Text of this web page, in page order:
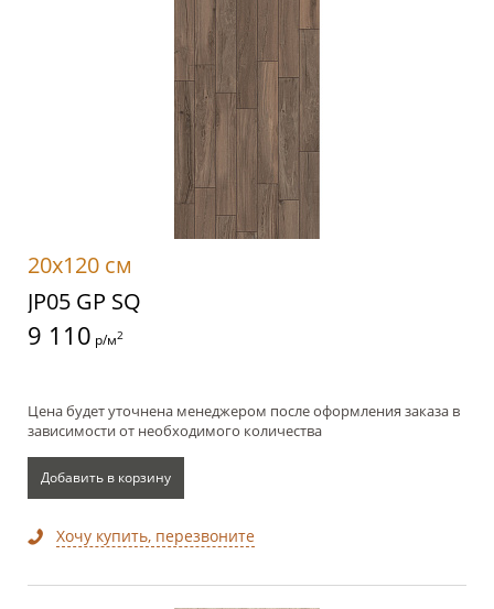
20x120 см
JP05 GP SQ
9 110 р/м2
Цена будет уточнена менеджером после оформления заказа в
зависимости от необходимого количества
Добавить в корзину
Хочу купить, перезвоните